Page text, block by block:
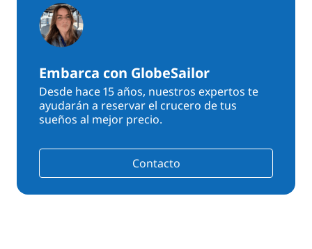
Embarca con GlobeSailor
Desde hace 15 años, nuestros expertos te
ayudarán a reservar el crucero de tus
sueños al mejor precio.
Contacto